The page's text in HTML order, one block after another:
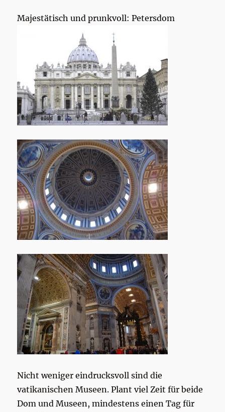
Majestätisch und prunkvoll: Petersdom
Nicht weniger eindrucksvoll sind die
vatikanischen Museen. Plant viel Zeit für beide
Dom und Museen, mindestens einen Tag für